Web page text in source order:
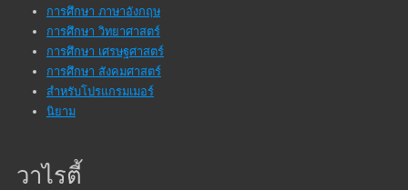
การศึกษา ภาษาอังกฤษ
การศึกษา วิทยาศาสตร์
การศึกษา เศรษฐศาสตร์
การศึกษา สังคมศาสตร์
สำหรับโปรแกรมเมอร์
นิยาม
วาไรตี้